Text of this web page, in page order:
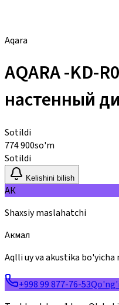
Aqara
AQARA -KD-
настенный
Sotildi
774 900so'm
Sotildi
Kelishini bilish
АК
Shaxsiy maslahatchi
Акмал
Aqlli uy va akustika
+998 99 877-76-53